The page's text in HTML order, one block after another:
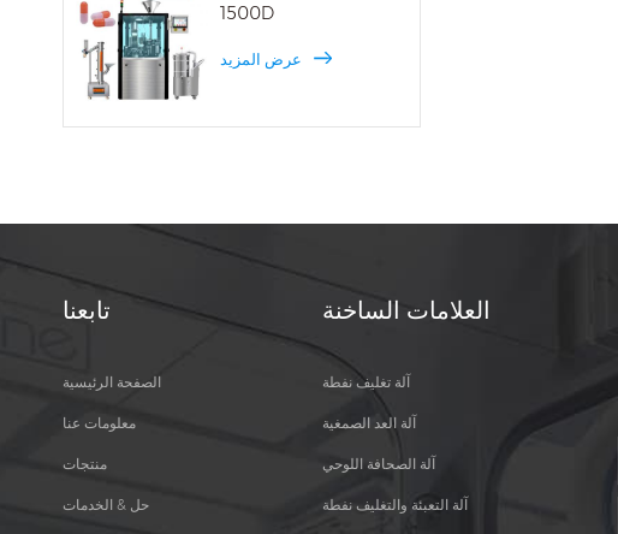
1500D
عرض المزيد
تابعنا
الصفحة الرئيسية
معلومات عنا
منتجات
حل & الخدمات
العلامات الساخنة
آلة تغليف نفطة
آلة العد الصمغية
آلة الصحافة اللوحي
آلة التعبئة والتغليف نفطة